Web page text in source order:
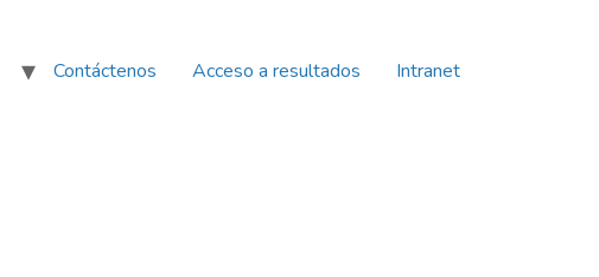
Contáctenos Acceso a resultados Intranet